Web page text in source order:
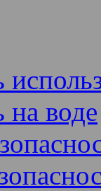
на воде